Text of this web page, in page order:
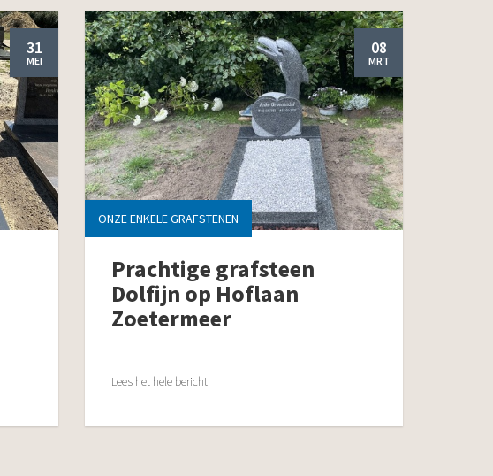
31
MEI
08
MRT
ONZE ENKELE GRAFSTENEN
Prachtige grafsteen
Dolfijn op Hoflaan
Zoetermeer
Lees het hele bericht